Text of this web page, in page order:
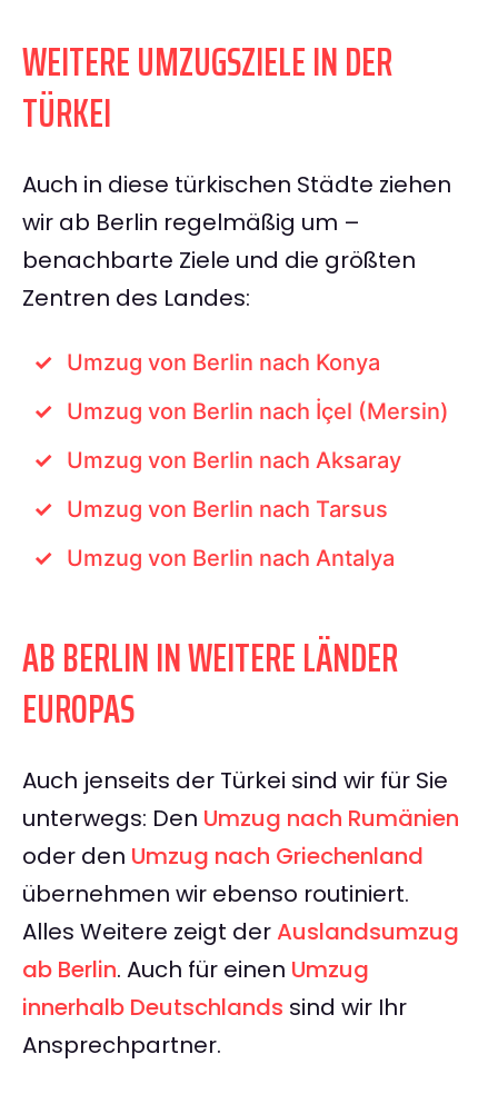
WEITERE UMZUGSZIELE IN DER
TÜRKEI
Auch in diese türkischen Städte ziehen
wir ab Berlin regelmäßig um –
benachbarte Ziele und die größten
Zentren des Landes:
Umzug von Berlin nach Konya
Umzug von Berlin nach İçel (Mersin)
Umzug von Berlin nach Aksaray
Umzug von Berlin nach Tarsus
Umzug von Berlin nach Antalya
AB BERLIN IN WEITERE LÄNDER
EUROPAS
Auch jenseits der Türkei sind wir für Sie
unterwegs: Den Umzug nach Rumänien
oder den Umzug nach Griechenland
übernehmen wir ebenso routiniert.
Alles Weitere zeigt derAuslandsumzug
ab Berlin. Auch für einen Umzug
innerhalb Deutschlands sind wir Ihr
Ansprechpartner.